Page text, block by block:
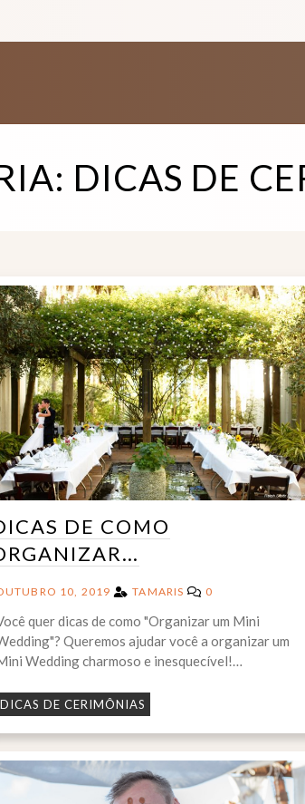
DICAS DE
DE COMO
10, 2019 TAMARIS 0
quer dicas de como "Organizar um Mini
Queremos ajudar você a organizar um
Wedding charmoso e inesquecível!…
DICAS DE CERIMÔNIAS